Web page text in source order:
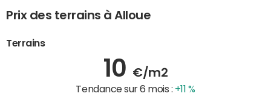
Prix des terrains à Alloue
Terrains
10 €/m2
Tendance sur 6 mois : +11 %